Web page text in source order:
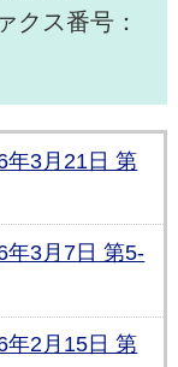
ス番号：
年3月21日 第
年3月7日 第5-
年2月15日 第